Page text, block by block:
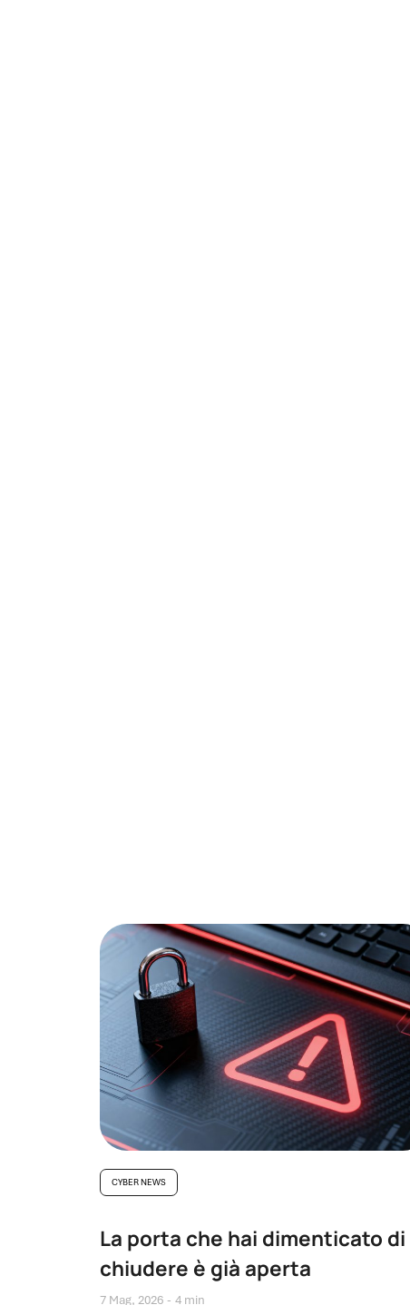
CYBER NEWS
La porta che hai dimenticato di
chiudere è già aperta
7 Mag, 2026 4 min